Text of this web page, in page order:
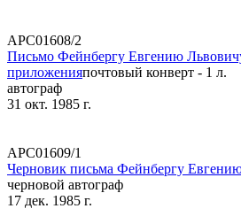
АРС01608/2
Письмо Фейнбергу Евгению
приложенияпочтовый конверт - 1 л.
автограф
31 окт. 1985 г.
АРС01609/1
Черновик письма Фейнбергу Евгению
черновой автограф
17 дек. 1985 г.